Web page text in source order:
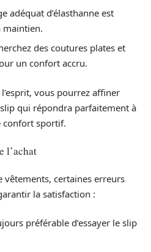
adéquat d’élasthanne est
maintien.
des coutures plates et
un confort accru.
vous pourrez affiner
qui répondra parfaitement à
confort sportif.
l’achat
vêtements, certaines erreurs
la satisfaction :
préférable d’essayer le slip